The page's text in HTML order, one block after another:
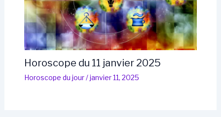
Horoscope du 11 janvier 2025
Horoscope du jour/janvier 11, 2025